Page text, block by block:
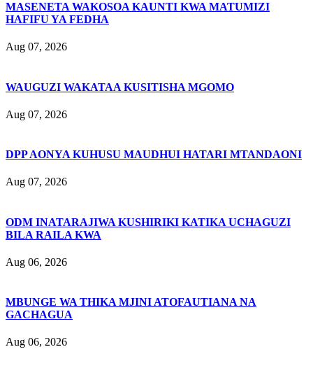
MASENETA WAKOSOA KAUNTI KWA MATUMIZI
HAFIFU YA FEDHA
Aug 07, 2026
WAUGUZI WAKATAA KUSITISHA MGOMO
Aug 07, 2026
DPP AONYA KUHUSU MAUDHUI HATARI MTANDAONI
Aug 07, 2026
ODM INATARAJIWA KUSHIRIKI KATIKA UCHAGUZI
BILA RAILA KWA
Aug 06, 2026
MBUNGE WA THIKA MJINI ATOFAUTIANA NA
GACHAGUA
Aug 06, 2026